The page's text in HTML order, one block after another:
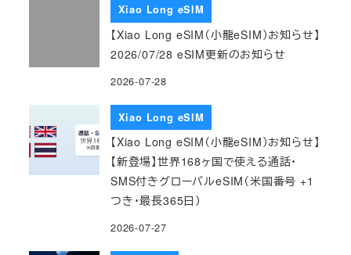
Xiao Long eSIM
【Xiao Long eSIM（小龍eSIM）お知らせ】
2026/07/28 eSIM更新のお知らせ
2026-07-28
Xiao Long eSIM
【Xiao Long eSIM（小龍eSIM）お知らせ】
【新登場】世界168ヶ国で使える通話・
SMS付きグローバルeSIM（米国番号 +1
つき・最長365日）
2026-07-27